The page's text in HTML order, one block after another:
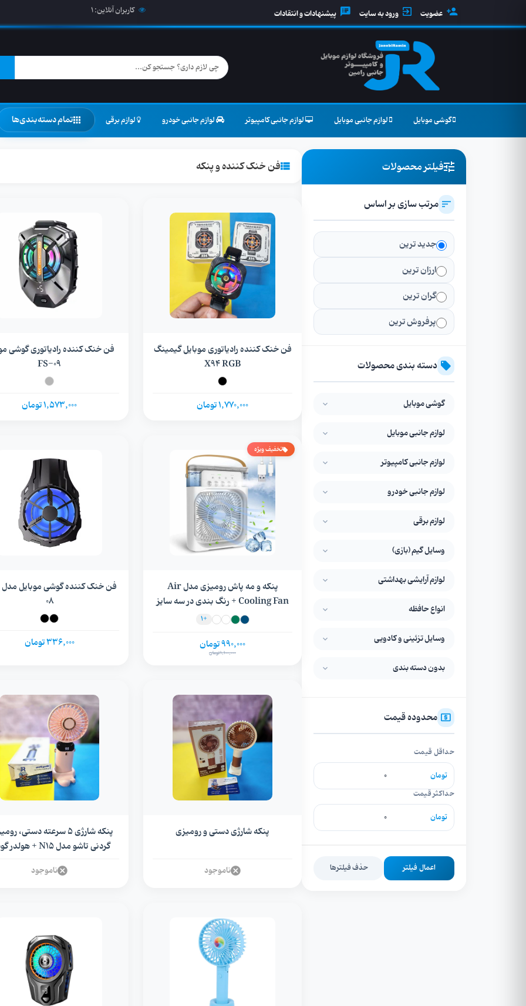
عضویت ورود به سایت پیشنهادات و انتقادات کاربران آنلاین:1
گوشی موبایل لوازم جانبی موبایل لوازم جانبی کامپیوتر لوازم جانبی خودرو لوازم برقی تمام دسته‌بندی‌ها
فیلتر محصولات
مرتب سازی بر اساس
جدید ترین
ارزان ترین
گران ترین
پرفروش ترین
دسته بندی محصولات
گوشی موبایل
لوازم جانبی موبایل
لوازم جانبی کامپیوتر
لوازم جانبی خودرو
لوازم برقی
وسایل گیم (بازی)
لوازم آرایشی بهداشتی
انواع حافظه
وسایل تزئینی و کادویی
بدون دسته بندی
محدوده قیمت
حداقل قیمت
تومان
حداکثر قیمت
تومان
اعمال فیلتر حذف فیلترها
فن خنک کننده و پنکه
فن خنک کننده رادیاتوری موبایل گیمینگ
X94 RGB
1,770,000 تومان
فن خنک
FS-۰۹
1,573,000 تومان
تخفیف ویژه
پنکه و مه پاش رومیزی مدل Air
Cooling Fan + رنگ بندی در سه سایز
+1
990,000 تومان
1,100,000 تومان
08
336,000 تومان
پنکه شارژی دستی و رومیزی
ناموجود
پنکه شارژی 5 سرعته دستی،
گردنی تاشو مدل N15 + هولدر گوشی
ناموجود